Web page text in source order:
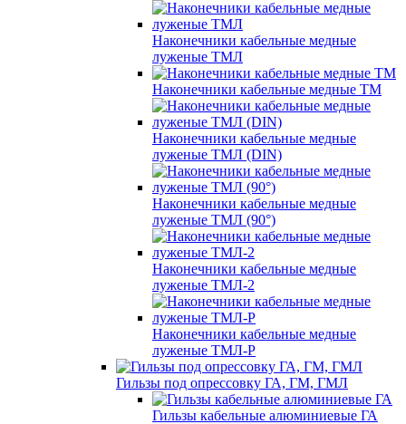
Наконечники кабельные медные
луженые ТМЛ
Наконечники кабельные медные ТМ
Наконечники кабельные медные
луженые ТМЛ (DIN)
Наконечники кабельные медные
луженые ТМЛ (90°)
Наконечники кабельные медные
луженые ТМЛ-2
Наконечники кабельные медные
луженые ТМЛ-Р
Гильзы под опрессовку ГА, ГМ, ГМЛ
Гильзы кабельные алюминиевые ГА